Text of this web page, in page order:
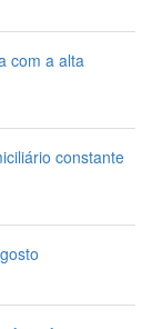
com a alta
constante